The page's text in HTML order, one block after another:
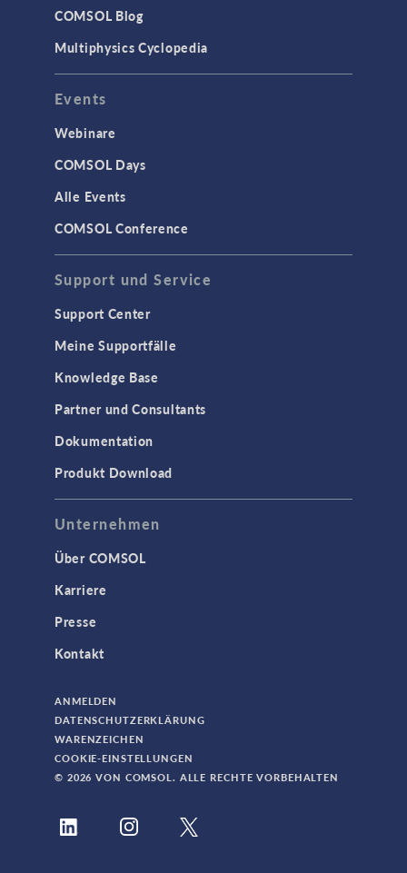
COMSOL Blog
Multiphysics Cyclopedia
Events
Webinare
COMSOL Days
Alle Events
COMSOL Conference
Support und Service
Support Center
Meine Supportfälle
Knowledge Base
Partner und Consultants
Dokumentation
Produkt Download
Unternehmen
Über COMSOL
Karriere
Presse
Kontakt
ANMELDEN
DATENSCHUTZERKLÄRUNG
WARENZEICHEN
COOKIE-EINSTELLUNGEN
© 2026 VON COMSOL. ALLE RECHTE VORBEHALTEN